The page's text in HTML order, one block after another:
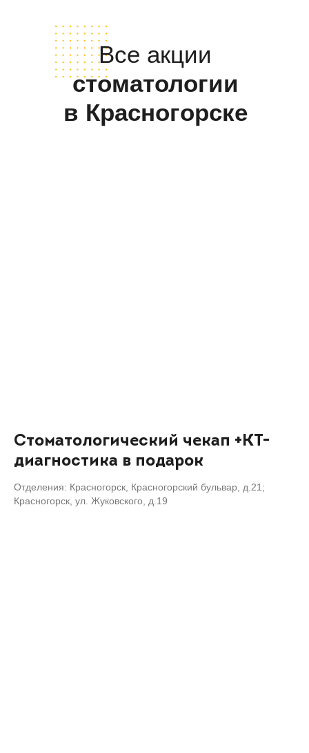
Все акции
стоматологии
в Красногорске
Стоматологический чекап +КТ-
диагностика в подарок
Отделения: Красногорск, Красногорский бульвар, д.21;
Красногорск, ул. Жуковского, д.19